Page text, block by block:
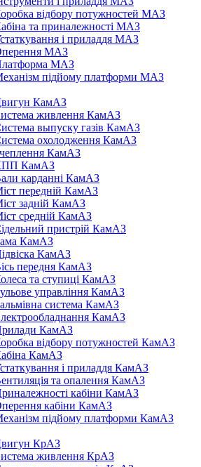
відбору потужностей МАЗ
та приналежності МАЗ
і приладдя МАЗ
МАЗ
МАЗ
підйому платформи МАЗ
КамАЗ
живлення КамАЗ
выпуску газів КамАЗ
охолодження КамАЗ
КамАЗ
КамАЗ
карданні КамАЗ
передній КамАЗ
задній КамАЗ
средній КамАЗ
пристрій КамАЗ
КамАЗ
КамАЗ
передня КамАЗ
та ступиці КамАЗ
управління КамАЗ
система КамАЗ
КамАЗ
КамАЗ
відбору потужностей КамАЗ
КамАЗ
і приладдя КамАЗ
та опалення КамАЗ
кабіни КамАЗ
кабіни КамАЗ
підйому платформи КамАЗ
КрАЗ
живлення КрАЗ